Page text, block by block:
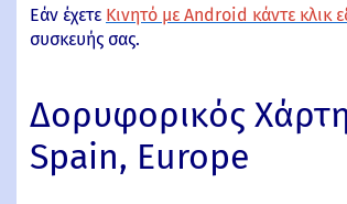
Εάν έχετε Κινητό με Android κάντε κλικ
συσκευής σας.
Δορυφορικός
Spain, Europe